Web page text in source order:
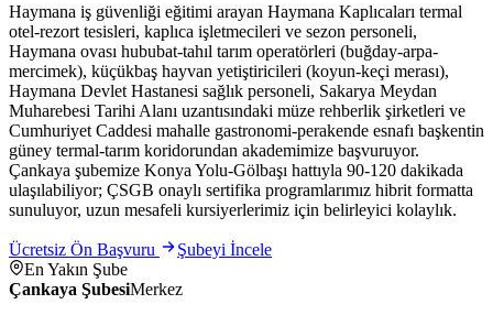
Haymana iş güvenliği eğitimi arayan Haymana Kaplıcaları termal
otel-rezort tesisleri, kaplıca işletmecileri ve sezon personeli,
Haymana ovası hububat-tahıl tarım operatörleri (buğday-arpa-
mercimek), küçükbaş hayvan yetiştiricileri (koyun-keçi merası),
Haymana Devlet Hastanesi sağlık personeli, Sakarya Meydan
Muharebesi Tarihi Alanı uzantısındaki müze rehberlik şirketleri ve
Cumhuriyet Caddesi mahalle gastronomi-perakende esnafı başkentin
güney termal-tarım koridorundan akademimize başvuruyor.
Çankaya şubemize Konya Yolu-Gölbaşı hattıyla 90-120 dakikada
ulaşılabiliyor; ÇSGB onaylı sertifika programlarımız hibrit formatta
sunuluyor, uzun mesafeli kursiyerlerimiz için belirleyici kolaylık.
Ücretsiz Ön Başvuru
Şubeyi İncele
En Yakın Şube
Çankaya ŞubesiMerkez